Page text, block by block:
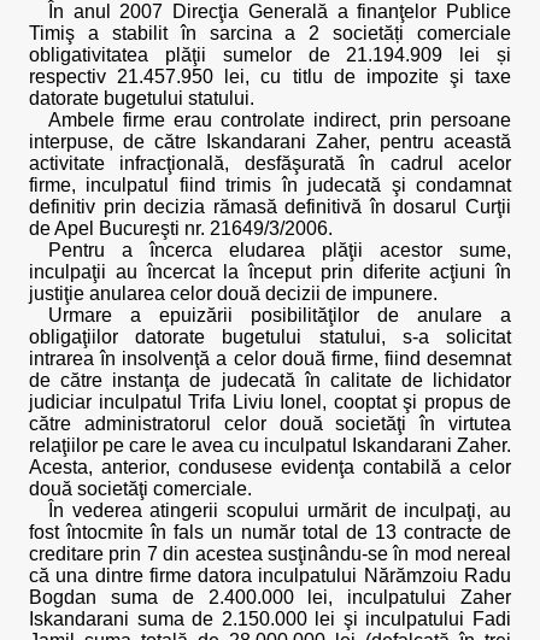
În anul 2007 Direcţia Generală a finanţelor Publice
Timiş a stabilit în sarcina a 2 societăți comerciale
obligativitatea plăţii sumelor de 21.194.909 lei și
respectiv 21.457.950 lei, cu titlu de impozite şi taxe
datorate bugetului statului.
Ambele firme erau controlate indirect, prin persoane
interpuse, de către Iskandarani Zaher, pentru această
activitate infracţională, desfăşurată în cadrul acelor
firme, inculpatul fiind trimis în judecată şi condamnat
definitiv prin decizia rămasă definitivă în dosarul Curţii
de Apel Bucureşti nr. 21649/3/2006.
Pentru a încerca eludarea plăţii acestor sume,
inculpaţii au încercat la început prin diferite acţiuni în
justiţie anularea celor două decizii de impunere.
Urmare a epuizării posibilităţilor de anulare a
obligaţiilor datorate bugetului statului, s-a solicitat
intrarea în insolvenţă a celor două firme, fiind desemnat
de către instanţa de judecată în calitate de lichidator
judiciar inculpatul Trifa Liviu Ionel, cooptat şi propus de
către administratorul celor două societăţi în virtutea
relaţiilor pe care le avea cu inculpatul Iskandarani Zaher.
Acesta, anterior, condusese evidenţa contabilă a celor
două societăţi comerciale.
În vederea atingerii scopului urmărit de inculpaţi, au
fost întocmite în fals un număr total de 13 contracte de
creditare prin 7 din acestea susţinându-se în mod nereal
că una dintre firme datora inculpatului Nărămzoiu Radu
Bogdan suma de 2.400.000 lei, inculpatului Zaher
Iskandarani suma de 2.150.000 lei şi inculpatului Fadi